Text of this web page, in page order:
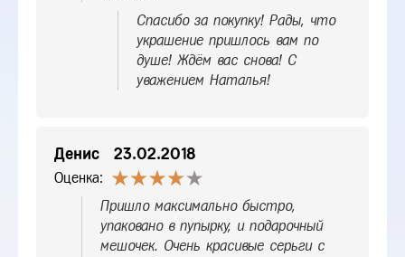
Спасибо за покупку! Рады, что
украшение пришлось вам по
душе! Ждём вас снова! С
уважением Наталья!
Денис 23.02.2018
Оценка:
Пришло максимально быстро,
упаковано в пупырку, и подарочный
мешочек. Очень красивые серьги с